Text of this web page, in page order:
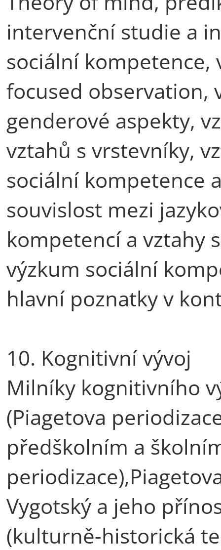
intervenční studie a
sociální
focused observation,
genderové aspekty,
vztahů s vrstevníky,
sociální kompetence
souvislost mezi
kompetencí a vztahy
výzkum sociální
hlavní poznatky v
10. Kognitivní vývoj
Milníky kognitivního
(Piagetova
předškolním a
Vygotský a jeho
(kulturně-historická